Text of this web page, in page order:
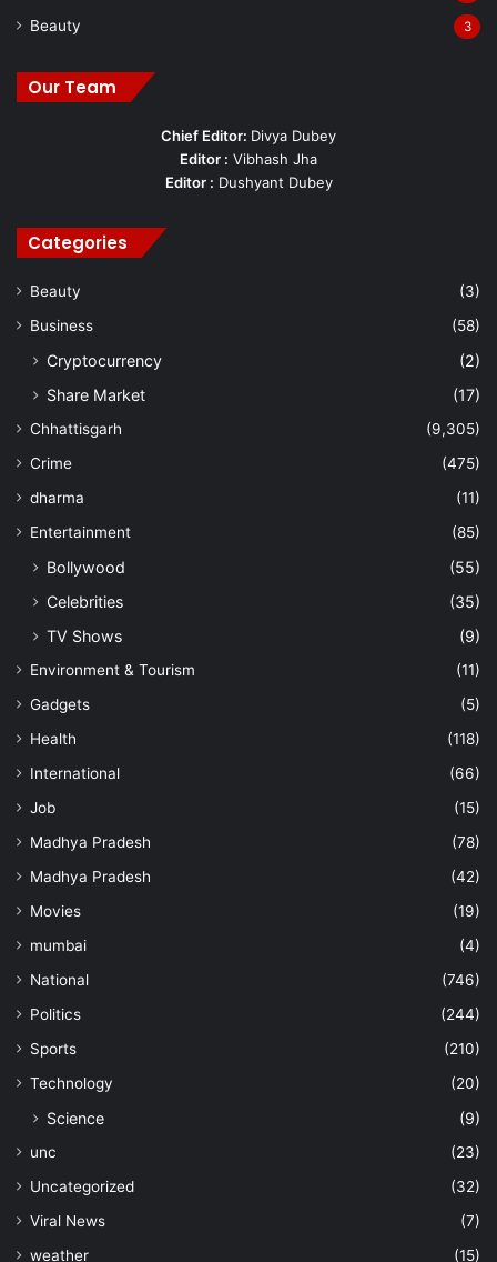
Beauty 3
Our Team
Chief Editor: Divya Dubey
Editor : Vibhash Jha
Editor : Dushyant Dubey
Categories
Beauty
(3)
Business
(58)
Cryptocurrency
(2)
Share Market
(17)
Chhattisgarh
(9,305)
Crime
(475)
dharma
(11)
Entertainment
(85)
Bollywood
(55)
Celebrities
(35)
TV Shows
(9)
Environment & Tourism
(11)
Gadgets
(5)
Health
(118)
International
(66)
Job
(15)
Madhya Pradesh
(78)
Madhya Pradesh
(42)
Movies
(19)
mumbai
(4)
National
(746)
Politics
(244)
Sports
(210)
Technology
(20)
Science (9)
unc
(23)
Uncategorized
(32)
Viral News
(7)
weather
(15)